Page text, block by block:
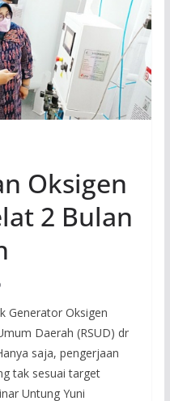
Oksigen
2 Bulan
Generator Oksigen
Daerah (RSUD) dr
saja, pengerjaan
tak sesuai target
Untung Yuni